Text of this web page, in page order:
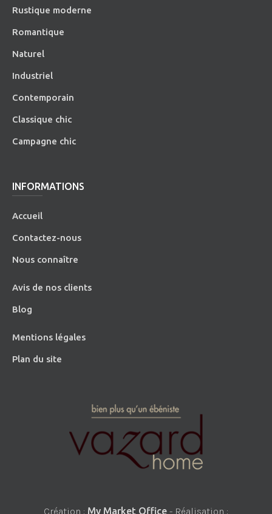
Rustique moderne
Romantique
Naturel
Industriel
Contemporain
Classique chic
Campagne chic
INFORMATIONS
Accueil
Contactez-nous
Nous connaître
Avis de nos clients
Blog
Mentions légales
Plan du site
Création : My Market Office - Réalisation :